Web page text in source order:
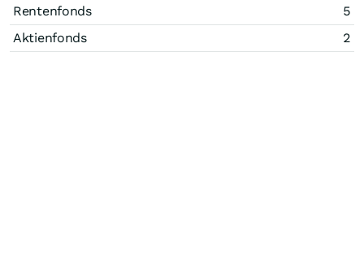
Rentenfonds
5
Aktienfonds
2